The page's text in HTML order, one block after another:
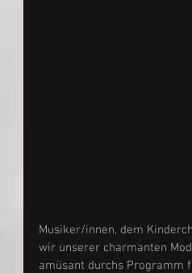
Musiker/innen, dem
wir unserer charmanten
amüsant durchs Programm